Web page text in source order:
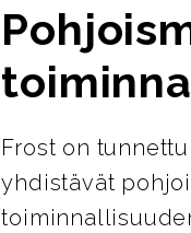
Frost on
yhdistävät